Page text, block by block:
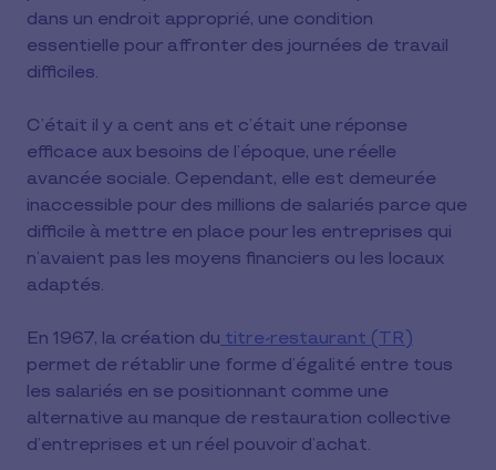
dans un endroit approprié, une condition
essentielle pour affronter des journées de travail
difficiles.
C’était il y a cent ans et c’était une réponse
efficace aux besoins de l’époque, une réelle
avancée sociale. Cependant, elle est demeurée
inaccessible pour des millions de salariés parce que
difficile à mettre en place pour les entreprises qui
n’avaient pas les moyens financiers ou les locaux
adaptés.
En 1967, la création du titre-restaurant (TR)
permet de rétablir une forme d’égalité entre tous
les salariés en se positionnant comme une
alternative au manque de restauration collective
d’entreprises et un réel pouvoir d’achat.